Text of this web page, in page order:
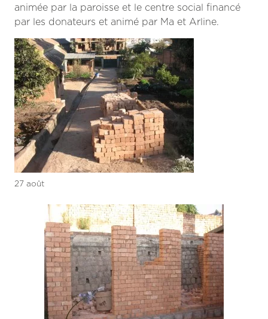
animée par la paroisse et le centre social financé
par les donateurs et animé par Ma et Arline.
27 août